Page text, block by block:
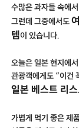
수많은 과자들 속에
그런데 그중에서도
템이 있습니다.
오늘은 일본 현지에
관광객에게도 “이건
일본 베스트 리
가볍게 먹기 좋은 제